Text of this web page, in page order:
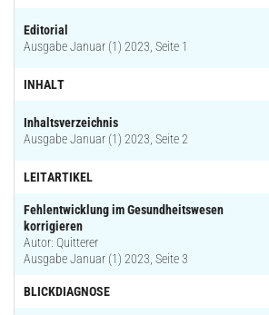
Editorial
Ausgabe Januar (1) 2023, Seite 1
INHALT
Inhaltsverzeichnis
Ausgabe Januar (1) 2023, Seite 2
LEITARTIKEL
Fehlentwicklung im Gesundheitswesen
korrigieren
Autor: Quitterer
Ausgabe Januar (1) 2023, Seite 3
BLICKDIAGNOSE